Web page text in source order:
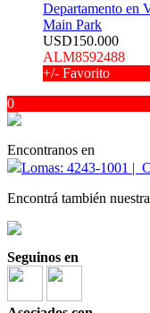
Departamento en
Main Park
USD150.000
ALM8592488
+/- Favorito
0
Encontranos en
Lomas: 4243-1001 |
Encontrá también
Seguinos en